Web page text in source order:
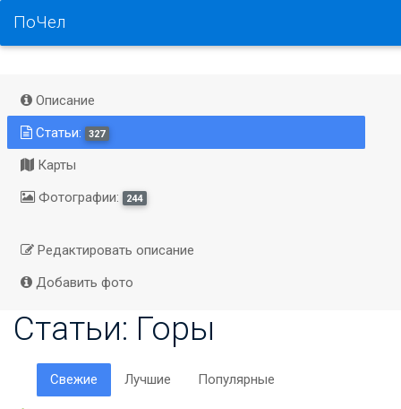
ПоЧел
Описание
Статьи:
327
Карты
Фотографии:
244
Редактировать описание
Добавить фото
Статьи: Горы
Свежие Лучшие Популярные